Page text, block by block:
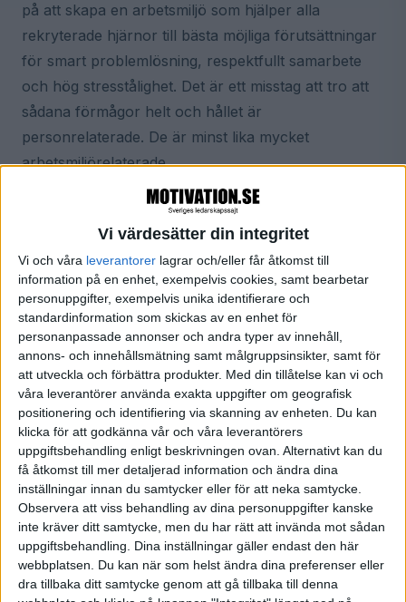
Vi värdesätter din integritet
Vi och våra leverantorer lagrar och/eller får åtkomst till
information på en enhet, exempelvis cookies, samt bearbetar
personuppgifter, exempelvis unika identifierare och
standardinformation som skickas av en enhet för
personanpassade annonser och andra typer av innehåll,
annons- och innehållsmätning samt målgruppsinsikter, samt för
att utveckla och förbättra produkter. Med din tillåtelse kan vi och
våra leverantörer använda exakta uppgifter om geografisk
positionering och identifiering via skanning av enheten. Du kan
klicka för att godkänna vår och våra leverantörers
uppgiftsbehandling enligt beskrivningen ovan. Alternativt kan du
få åtkomst till mer detaljerad information och ändra dina
inställningar innan du samtycker eller för att neka samtycke.
Observera att viss behandling av dina personuppgifter kanske
inte kräver ditt samtycke, men du har rätt att invända mot sådan
uppgiftsbehandling. Dina inställningar gäller endast den här
webbplatsen. Du kan när som helst ändra dina preferenser eller
dra tillbaka ditt samtycke genom att gå tillbaka till denna
på att skapa en arbetsmiljö som hjälper alla
rekryterade hjärnor till bästa möjliga förutsättningar
för smart problemlösning, respektfullt samarbete
och hög stresstålighet. Det är ett misstag att tro att
sådana förmågor helt och hållet är
personrelaterade. De är minst lika mycket
arbetsmiljörelaterade.
Ett exempel: Lisa blir anställd som IT-konsult och
projektledare för att hon har fantastiska
studieresultat och gör bra ifrån sig i alla tester. På
intervjuer ger hon ett kompetent, positivt, fokuserat
och engagerat intryck. Hon är allt en arbetsgivare
vill ha, särskilt som hon dessutom kan visa upp att
hon sällan eller aldrig är sjuk och att hon har lätt för
att samarbeta.
När Lisa jobbat i några år blir hon sjukskriven för
utmattning. Ett flertal på hennes arbetsplats undrar
var den glada och bekymmersfria Lisa, som tog sig
an det mesta med ett leende och löste många
problem, tog vägen. Vad hände med den sociala och
trygga person de lärt känna, hon som var omtyckt
av i stort sett alla? Det många inte förstår är att